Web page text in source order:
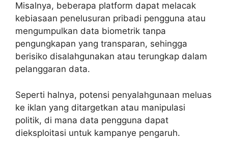
Misalnya, beberapa platform dapat melacak
kebiasaan penelusuran pribadi pengguna atau
mengumpulkan data biometrik tanpa
pengungkapan yang transparan, sehingga
berisiko disalahgunakan atau terungkap dalam
pelanggaran data.
Seperti halnya, potensi penyalahgunaan meluas
ke iklan yang ditargetkan atau manipulasi
politik, di mana data pengguna dapat
dieksploitasi untuk kampanye pengaruh.